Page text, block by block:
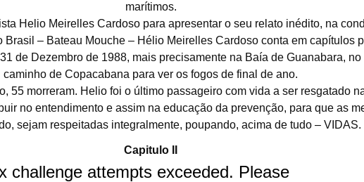
marítimos.
Helio Meirelles Cardoso para apresentar o seu relato inédito, na
– Bateau Mouche – Hélio Meirelles Cardoso conta em capítulos
de Dezembro de 1988, mais precisamente na Baía de Guanabara,
caminho de Copacabana para ver os fogos de final de ano.
55 morreram. Helio foi o último passageiro com vida a ser resgatado
no entendimento e assim na educação da prevenção, para que as
sejam respeitadas integralmente, poupando, acima de tudo – VIDAS.
Capitulo II